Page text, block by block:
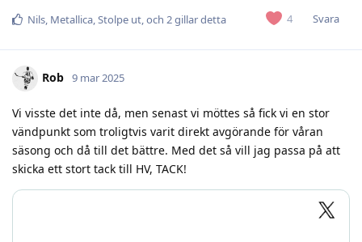
4 Svara
Nils, Metallica,Stolpe ut, och 2gillar detta
Rob 9 mar 2025
Vi visste det inte då, men senast vi möttes så fick vi en stor
vändpunkt som troligtvis varit direkt avgörande för våran
säsong och då till det bättre. Med det så vill jag passa på att
skicka ett stort tack till HV, TACK!